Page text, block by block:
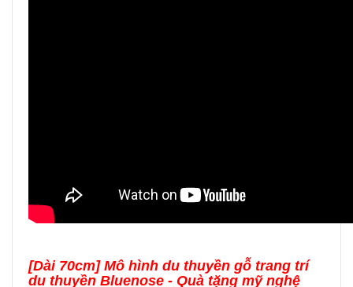
[Dài 70cm] Mô hình du thuyền gỗ trang trí
du thuyền Bluenose - Quà tặng mỹ nghệ